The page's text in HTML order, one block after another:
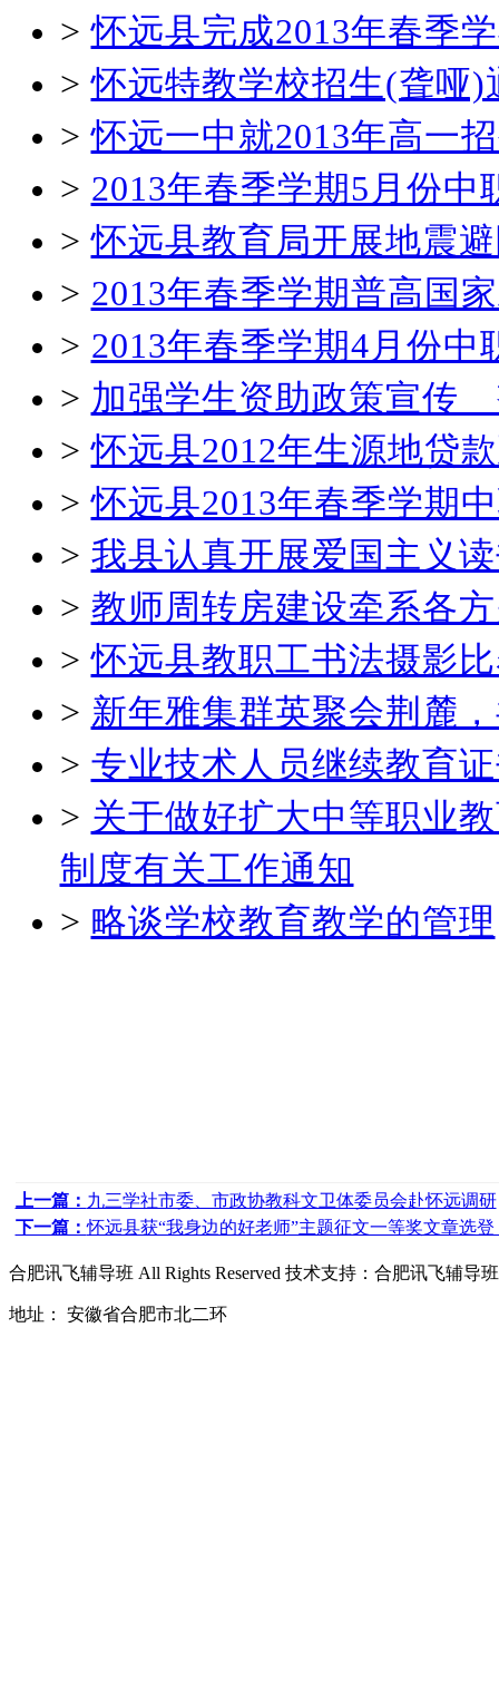
>怀远县完成2013年春季
>怀远特教学校招生(聋哑)
>怀远一中就2013年高一
> 2013年春季学期5月份中
>怀远县教育局开展地震
> 2013年春季学期普高国
> 2013年春季学期4月份
> 加强学生资助政策宣传
>怀远县2012年生源地贷
>怀远县2013年春季学期
> 我县认真开展爱国主义
> 教师周转房建设牵系各
>怀远县教职工书法摄影
> 新年雅集群英聚会荆麓
> 专业技术人员继续教育
> 关于做好扩大中等职业
制度有关工作通知
> 略谈学校教育教学的管理
上一篇： 九三学社市委、市政协教科文卫体委员会赴怀远调研
下一篇：怀远县获“我身边的好老师”主题征文一等奖文章选登
合肥讯飞辅导班 All Rights Reserved 技术支持： 合肥讯飞辅导班
地址： 安徽省合肥市北二环